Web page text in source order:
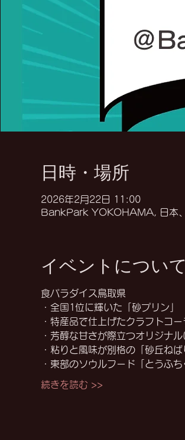
日時・場所
2026年2月22日 11:00
BankPark YOKOHAMA, 日本、
イベントについて
食パラダイス鳥取県
・全国1位に輝いた「砂プリン」
・特産品で仕上げたクラフトコー
・芳醇な甘さが際立つオリジナ
・粘りと風味が別格の「砂丘ねば
・東部のソウルフード「とうふち
続きを読む >>